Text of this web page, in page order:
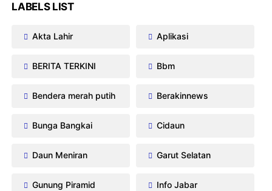
LABELS LIST
Akta Lahir Aplikasi
BERITA TERKINI Bbm
Bendera merah putih Berakinnews
Bunga Bangkai Cidaun
Daun Meniran Garut Selatan
Gunung Piramid Info Jabar